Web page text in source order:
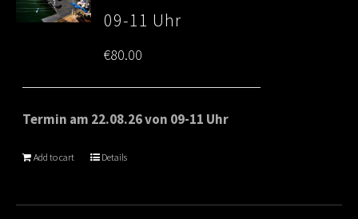
09-11 Uhr
€80.00
Termin am 22.08.26 von 09-11 Uhr
Add to cart Details